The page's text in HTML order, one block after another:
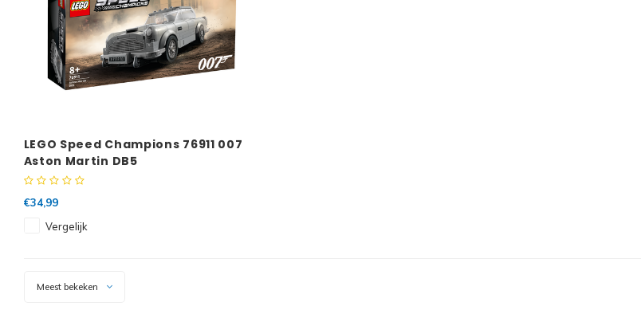
LEGO Speed Champions 76911 007
Aston Martin DB5
€34,99
Vergelijk
Meest bekeken